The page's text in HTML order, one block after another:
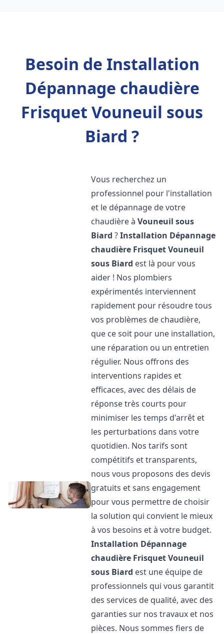
Besoin de Installation
Dépannage chaudière
Frisquet Vouneuil sous
Biard ?
Vous recherchez un
professionnel pour l'installation
et le dépannage de votre
chaudière àVouneuil sous
Biard ?Installation Dépannage
chaudière FrisquetVouneuil
sous Biard est là pour vous
aider ! Nos plombiers
expérimentés interviennent
rapidement pour résoudre tous
vos problèmes de chaudière,
que ce soit pour une installation,
une réparation ou un entretien
régulier. Nous offrons des
interventions rapides et
efficaces, avec des délais de
réponse très courts pour
minimiser les temps d'arrêt et
les perturbations dans votre
quotidien. Nos tarifs sont
compétitifs et transparents,
nous vous proposons des devis
gratuits et sans engagement
pour vous permettre de choisir
la solution qui convient le mieux
à vos besoins et à votre budget.
Installation Dépannage
chaudière FrisquetVouneuil
sous Biard est une équipe de
professionnels qui vous garantit
des services de qualité, avec des
garanties sur nos travaux et nos
pièces. Nous sommes fiers de